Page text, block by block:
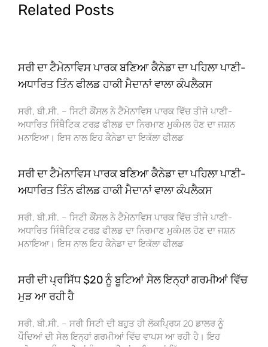
Related Posts
ਸਰੀ ਦਾ ਟੈਮੇਨਾਵਿਸ ਪਾਰਕ ਬਣਿਆ ਕੈਨੇਡਾ ਦਾ ਪਹਿਲਾ ਪਾਣੀ-
ਅਧਾਰਿਤ ਤਿੰਨ ਫੀਲਡ ਹਾਕੀ ਮੈਦਾਨਾਂ ਵਾਲਾ ਕੰਪਲੈਕਸ
ਸਰੀ, ਬੀ.ਸੀ. – ਸਿਟੀ ਕੌਂਸਲ ਨੇ ਟੈਮੇਨਾਵਿਸ ਪਾਰਕ ਵਿੱਚ ਤੀਜੇ ਪਾਣੀ-
ਅਧਾਰਿਤ ਸਿੰਥੈਟਿਕ ਟਰਫ਼ ਫੀਲਡ ਦਾ ਨਿਰਮਾਣ ਮੁਕੰਮਲ ਹੋਣ ਦਾ ਜਸ਼ਨ
ਮਨਾਇਆ। ਇਸ ਨਾਲ ਇਹ ਕੈਨੇਡਾ ਦਾ ਇਕੱਲਾ ਫੀਲਡ
ਸਰੀ ਦਾ ਟੈਮੇਨਾਵਿਸ ਪਾਰਕ ਬਣਿਆ ਕੈਨੇਡਾ ਦਾ ਪਹਿਲਾ ਪਾਣੀ-
ਅਧਾਰਿਤ ਤਿੰਨ ਫੀਲਡ ਹਾਕੀ ਮੈਦਾਨਾਂ ਵਾਲਾ ਕੰਪਲੈਕਸ
ਸਰੀ, ਬੀ.ਸੀ. – ਸਿਟੀ ਕੌਂਸਲ ਨੇ ਟੈਮੇਨਾਵਿਸ ਪਾਰਕ ਵਿੱਚ ਤੀਜੇ ਪਾਣੀ-
ਅਧਾਰਿਤ ਸਿੰਥੈਟਿਕ ਟਰਫ਼ ਫੀਲਡ ਦਾ ਨਿਰਮਾਣ ਮੁਕੰਮਲ ਹੋਣ ਦਾ ਜਸ਼ਨ
ਮਨਾਇਆ। ਇਸ ਨਾਲ ਇਹ ਕੈਨੇਡਾ ਦਾ ਇਕੱਲਾ ਫੀਲਡ
ਸਰੀ ਦੀ ਪ੍ਰਸਿੱਧ $20 ਨੂੰ ਬੂਟਿਆਂ ਸੇਲ ਇਨ੍ਹਾਂ ਗਰਮੀਆਂ ਵਿੱਚ
ਮੁੜ ਆ ਰਹੀ ਹੈ
ਸਰੀ, ਬੀ.ਸੀ. – ਸਰੀ ਸਿਟੀ ਦੀ ਬਹੁਤ ਹੀ ਲੋਕਪ੍ਰਿਯ 20 ਡਾਲਰ ਨੂੰ
ਪੌਦਿਆਂ ਦੀ ਸੇਲ ਇਨ੍ਹਾਂ ਗਰਮੀਆਂ ਵਿੱਚ ਵਾਪਸ ਆ ਰਹੀ ਹੈ। ਇਹ